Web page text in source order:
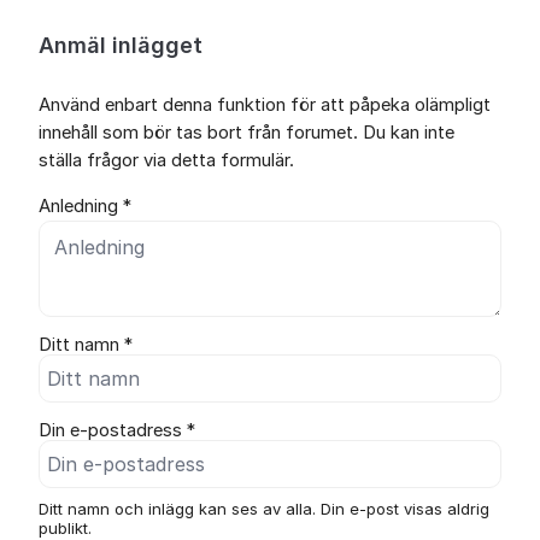
Anmäl inlägget
Använd enbart denna funktion för att påpeka olämpligt
innehåll som bör tas bort från forumet. Du kan inte
ställa frågor via detta formulär.
Anledning *
Ditt namn *
Din e-postadress *
Ditt namn och inlägg kan ses av alla. Din e-post visas aldrig
publikt.